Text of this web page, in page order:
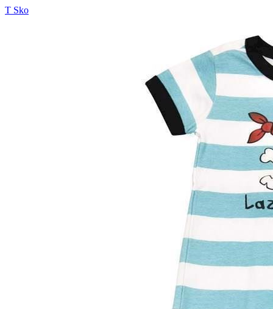
T Sko